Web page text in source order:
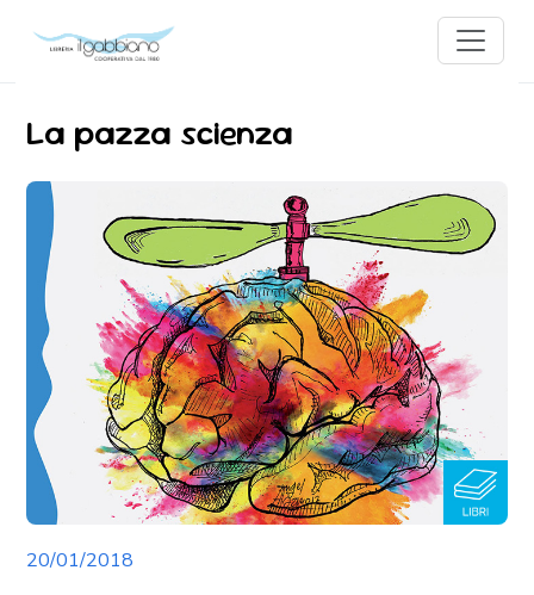
La pazza scienza
20/01/2018